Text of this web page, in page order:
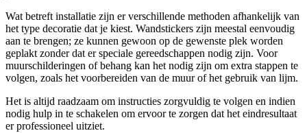
Wat betreft installatie zijn er verschillende methoden afhankelijk van
het type decoratie dat je kiest. Wandstickers zijn meestal eenvoudig
aan te brengen; ze kunnen gewoon op de gewenste plek worden
geplakt zonder dat er speciale gereedschappen nodig zijn. Voor
muurschilderingen of behang kan het nodig zijn om extra stappen te
volgen, zoals het voorbereiden van de muur of het gebruik van lijm.
Het is altijd raadzaam om instructies zorgvuldig te volgen en indien
nodig hulp in te schakelen om ervoor te zorgen dat het eindresultaat
er professioneel uitziet.